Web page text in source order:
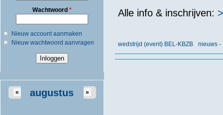
Wachtwoord *
Nieuw account aanmaken
Nieuw wachtwoord aanvragen
augustus
« »
Alle info & inschrijven:
wedstrijd (event) BEL-KBZB nieuws -